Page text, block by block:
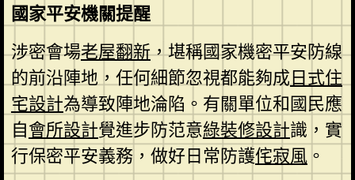
國家平安機關提醒
涉密會場老屋翻新，堪稱國家機密平安防線
的前沿陣地，任何細節忽視都能夠成日式住
宅設計為導致陣地淪陷。有關單位和國民應
自會所設計覺進步防范意綠裝修設計識，實
行保密平安義務，做好日常防護侘寂風。